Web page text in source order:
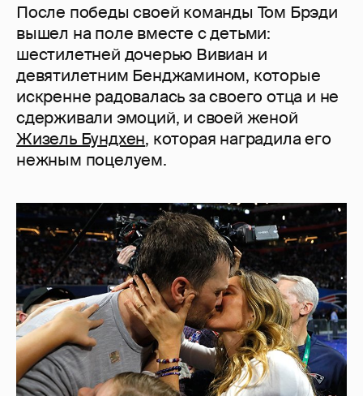
После победы своей команды Том Брэди
вышел на поле вместе с детьми:
шестилетней дочерью Вивиан и
девятилетним Бенджамином, которые
искренне радовалась за своего отца и не
сдерживали эмоций, и своей женой
Жизель Бундхен, которая наградила его
нежным поцелуем.